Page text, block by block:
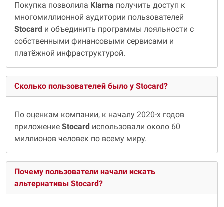
Покупка позволила Klarna получить доступ к
многомиллионной аудитории пользователей
Stocard и объединить программы лояльности с
собственными финансовыми сервисами и
платёжной инфраструктурой.
Сколько пользователей было у Stocard?
По оценкам компании, к началу 2020-х годов
приложение Stocard использовали около 60
миллионов человек по всему миру.
Почему пользователи начали искать
альтернативы Stocard?